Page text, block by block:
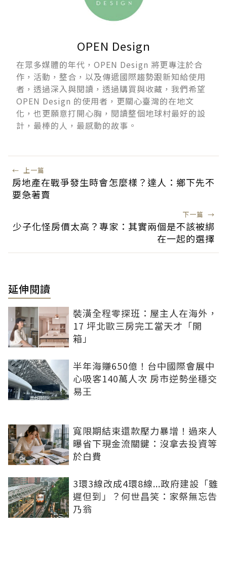
OPEN Design
在眾多媒體的年代，OPEN Design 將更專注於合
作，活動，整合，以及傳遞國際趨勢跟新知給使用
者，透過深入與閱讀，透過購買與收藏，我們希望
OPEN Design 的使用者，更關心臺灣的在地文
化，也更願意打開心胸，閱讀整個地球村最好的設
計，最棒的人，最感動的故事。
← 上一篇
房地產在戰爭發生時會怎麼樣？達人：鄉下先不
要急著賣
下一篇 →
少子化怪房價太高？專家：其實兩個是不該被綁
在一起的選擇
延伸閱讀
裝潢全程零探班：屋主人在海外，
17 坪北歐三房完工當天才「開
箱」
半年海賺650億！台中國際會展中
心吸客140萬人次 房市逆勢坐穩交
易王
寬限期結束還款壓力暴增！過來人
曝省下現金流關鍵：沒拿去投資等
於白費
3環3線改成4環8線...政府建設「雖
遲但到」？何世昌笑：家祭無忘告
乃翁